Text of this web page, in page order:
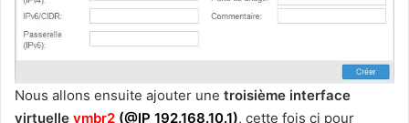
Nous allons ensuite ajouter une troisième interface
virtuelle vmbr2 (@IP 192.168.10.1), cette fois ci pour